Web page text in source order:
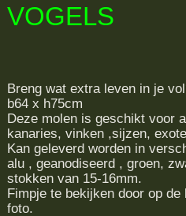
VOGELS
Breng wat extra leven in je
b64 x h75cm
Deze molen is geschikt voor
kanaries, vinken ,sijzen,
Kan geleverd worden in
alu , geanodiseerd , groen,
stokken van 15-16mm.
Fimpje te bekijken door op
foto.